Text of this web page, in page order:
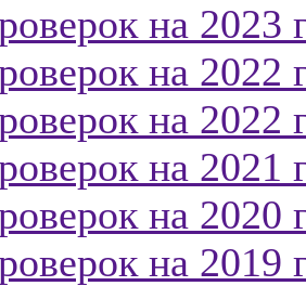
на 2023
на 2022
на 2022
на 2021
на 2020
на 2019